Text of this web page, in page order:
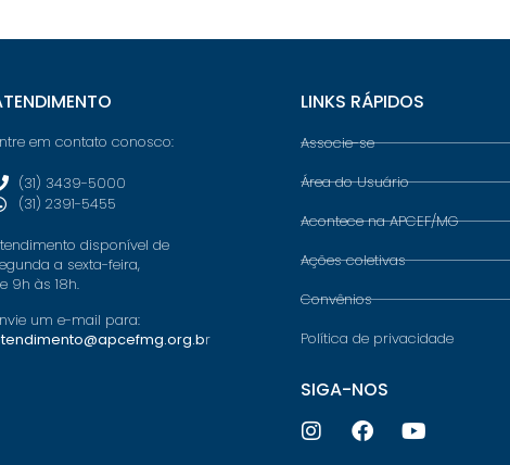
em contato conosco:
(31) 3439-5000
(31) 2391-5455
disponível de
a sexta-feira,
9h às 18h.
um e-mail para:
r
LINKS RÁPIDOS
Associe-se
Área do Usuário
Acontece na APCEF/MG
Ações coletivas
Convênios
Política de privacidade
SIGA-NOS